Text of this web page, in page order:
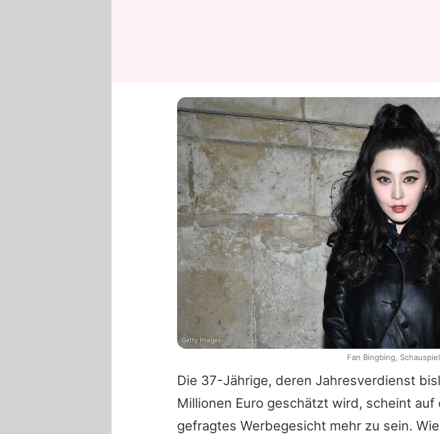
Die 37-Jährige, deren Jahresverdienst
Millionen Euro geschätzt wird, scheint
gefragtes Werbegesicht mehr zu sein. Wie
Getty Images
Fan Bingbing,